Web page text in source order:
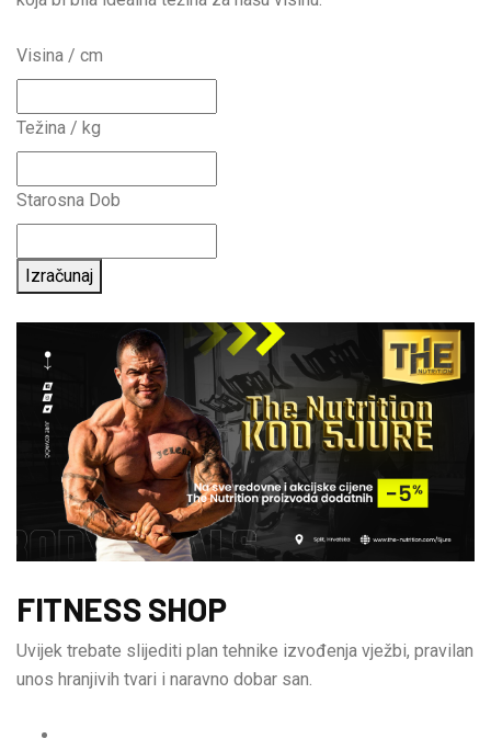
Visina / cm
Težina / kg
Starosna Dob
Izračunaj
FITNESS SHOP
Uvijek trebate slijediti plan tehnike izvođenja vježbi, pravilan
unos hranjivih tvari i naravno dobar san.